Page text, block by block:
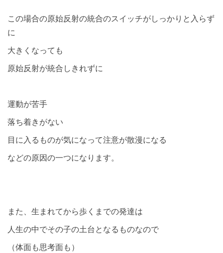
この場合の原始反射の統合のスイッチがしっかりと入らず
に
大きくなっても
原始反射が統合しきれずに
運動が苦手
落ち着きがない
目に入るものが気になって注意が散漫になる
などの原因の一つになります。
また、生まれてから歩くまでの発達は
人生の中でその子の土台となるものなので
（体面も思考面も）